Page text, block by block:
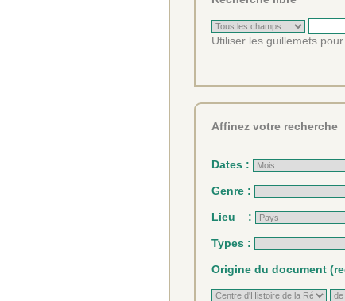
Utiliser les guillemets
Affinez votre recherche
Dates :
Genre :
Lieu :
Types :
Origine du document